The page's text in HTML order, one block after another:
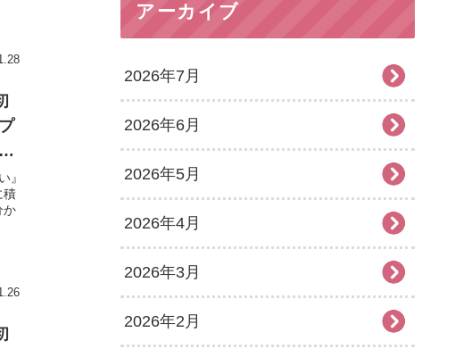
』
積
か
アーカイブ
2026年7月
2026年6月
2026年5月
2026年4月
2026年3月
2026年2月